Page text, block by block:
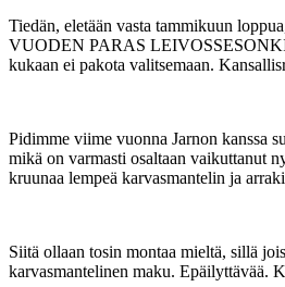
Tiedän, eletään vasta tammikuun
VUODEN PARAS LEIVOSSESONKI,
kukaan ei pakota valitsemaan.
Pidimme viime vuonna Jarnon kanssa
mikä on varmasti osaltaan vaikuttanut
kruunaa lempeä karvasmantelin ja
Siitä ollaan tosin montaa mieltä, sillä
karvasmantelinen maku. Epäilyttävää.